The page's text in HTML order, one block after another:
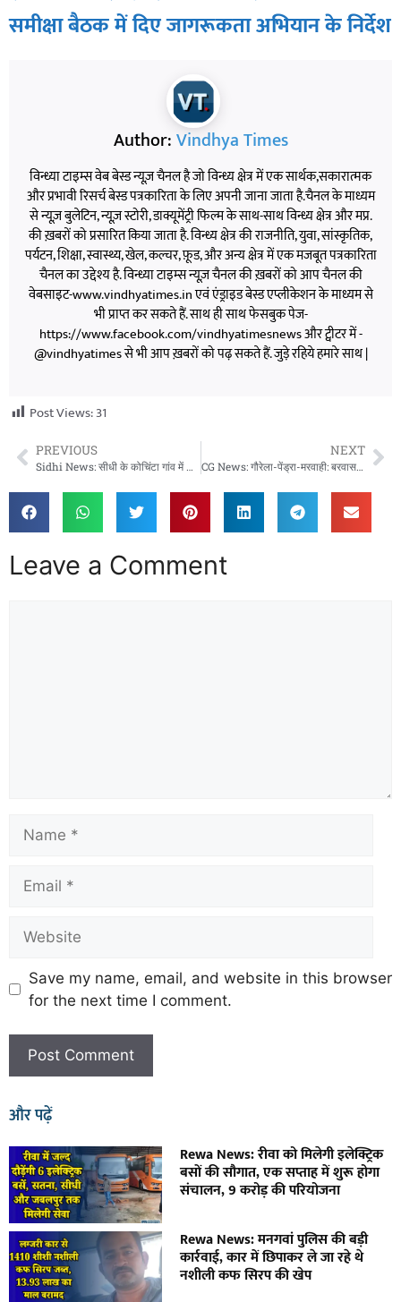
समीक्षा बैठक में दिए जागरूकता अभियान के निर्देश
Author:Vindhya Times
विन्ध्या टाइम्स वेब बेस्ड न्यूज़ चैनल है जो विन्ध्य क्षेत्र में एक सार्थक,सकारात्मक
और प्रभावी रिसर्च बेस्ड पत्रकारिता के लिए अपनी जाना जाता है.चैनल के माध्यम
से न्यूज़ बुलेटिन, न्यूज़ स्टोरी, डाक्यूमेंट्री फिल्म के साथ-साथ विन्ध्य क्षेत्र और मप्र.
की ख़बरों को प्रसारित किया जाता है. विन्ध्य क्षेत्र की राजनीति, युवा, सांस्कृतिक,
पर्यटन, शिक्षा, स्वास्थ्य, खेल, कल्चर, फ़ूड, और अन्य क्षेत्र में एक मजबूत पत्रकारिता
चैनल का उद्देश्य है. विन्ध्या टाइम्स न्यूज़ चैनल की ख़बरों को आप चैनल की
वेबसाइट-www.vindhyatimes.in एवं एंड्राइड बेस्ड एप्लीकेशन के माध्यम से
भी प्राप्त कर सकते हैं. साथ ही साथ फेसबुक पेज-
https://www.facebook.com/vindhyatimesnews और ट्वीटर में -
@vindhyatimes से भी आप ख़बरों को पढ़ सकते हैं. जुड़े रहिये हमारे साथ |
Post Views:31
PREVIOUS
Sidhi News: सीधी के कोचिंटा गांव में शासकीय सड़क पर अतिक्रमण का मामला, प्रशासनिक कार्रवाई पर उठे सवाल
NEXT
CG News: गौरेला-पेंड्रा-मरवाही: बरवासन ग्राम पंचायत में जल जीवन मिशन से बदली तस्वीर, हर घर नल से मिल रहा शुद्ध जल
Leave a Comment
Save my name, email, and website in this browser
for the next time I comment.
और पढ़ें
Rewa News: रीवा को मिलेगी इलेक्ट्रिक
बसों की सौगात, एक सप्ताह में शुरू होगा
संचालन, 9 करोड़ की परियोजना
Rewa News: मनगवां पुलिस की बड़ी
कार्रवाई, कार में छिपाकर ले जा रहे थे
नशीली कफ सिरप की खेप